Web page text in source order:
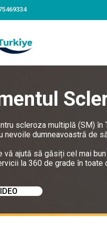
scleroza multiplă (SM)
nevoile dumneavoastră de
vă ajută să găsiți cel mai
la 360 de grade în